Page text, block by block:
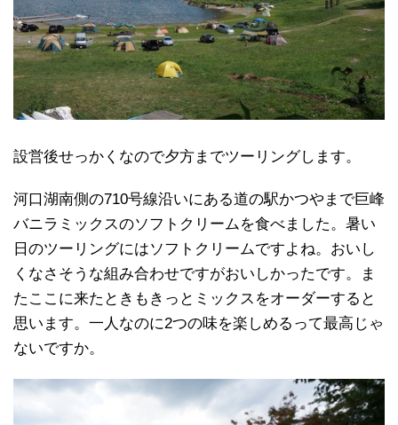
設営後せっかくなので夕方までツーリングします。
河口湖南側の710号線沿いにある道の駅かつやまで巨峰
バニラミックスのソフトクリームを食べました。暑い
日のツーリングにはソフトクリームですよね。おいし
くなさそうな組み合わせですがおいしかったです。ま
たここに来たときもきっとミックスをオーダーすると
思います。一人なのに2つの味を楽しめるって最高じゃ
ないですか。